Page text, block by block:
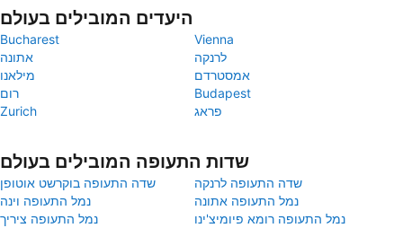
היעדים המובילים בעולם
Bucharest
Vienna
אתונה
לרנקה
מילאנו
אמסטרדם
רום
Budapest
Zurich
פראג
שדות התעופה המובילים בעולם
שדה התעופה בוקרשט אוטופן
שדה התעופה לרנקה
נמל התעופה וינה
נמל התעופה אתונה
נמל התעופה ציריך
נמל התעופה רומא פיומיצ'ינו